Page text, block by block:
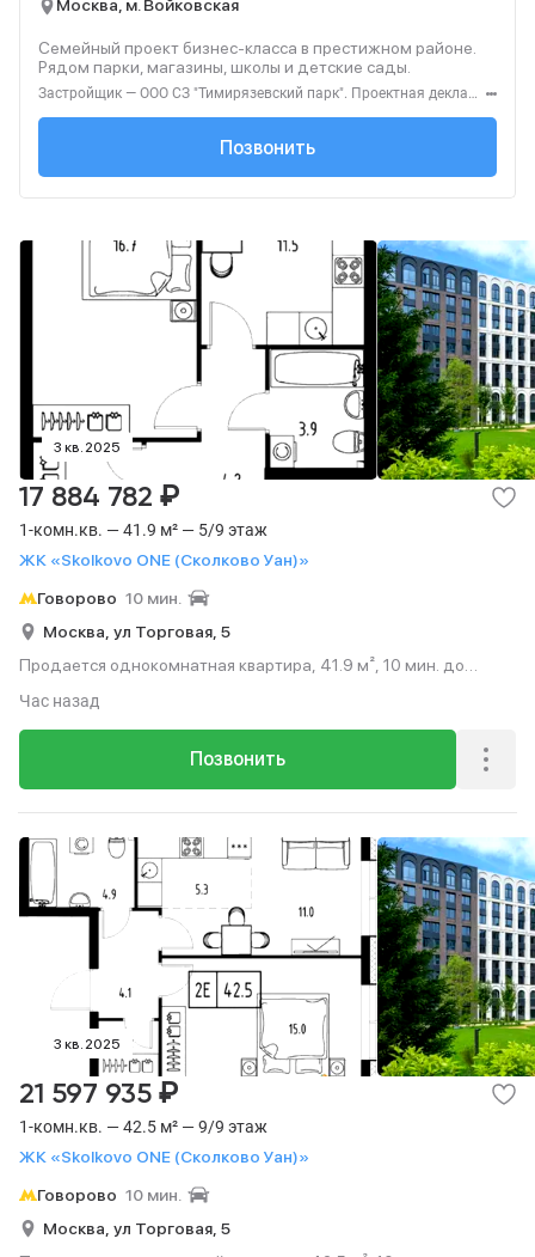
Москва, м. Войковская
Семейный проект бизнес-класса в престижном районе.
Рядом парки, магазины, школы и детские сады.
Застройщик — ООО СЗ "Тимирязевский парк". Проектная декларация — наш.дом.рф. Акция до 31.08.2026. Не оферта. Подробности — level.ru
+7 (495) 137-47-...
Позвонить
3 кв. 2025
1-комн.кв. — 41.9 м² — 5/9 этаж
ЖК «Skolkovo ONE (Сколково Уан)»
17 884 782 ₽
Говорово 10 мин.
Москва, ул Торговая, 5
Продается однокомнатная квартира, 41.9 м², 10 мин. до
Позвонить
Час назад
3 кв. 2025
1-комн.кв. — 42.5 м² — 9/9 этаж
ЖК «Skolkovo ONE (Сколково Уан)»
21 597 935 ₽
Говорово 10 мин.
Москва, ул Торговая, 5